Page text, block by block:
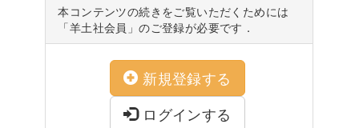
本コンテンツの続きをご覧いただくためには
「羊土社会員」のご登録が必要です．
新規登録する
ログインする